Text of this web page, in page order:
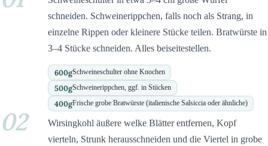
schneiden. Schweinerippchen, falls noch als Strang, in
einzelne Rippen oder kleinere Stücke teilen. Bratwürste in
3–4 Stücke schneiden. Alles beiseitestellen.
600gSchweineschulter ohne Knochen
500gSchweinerippchen, ggf. in Stücken
400gFrische grobe Bratwürste (italienische Salsiccia oder ähnliche)
02
Wirsingkohl äußere welke Blätter entfernen, Kopf
vierteln, Strunk herausschneiden und die Viertel in grobe